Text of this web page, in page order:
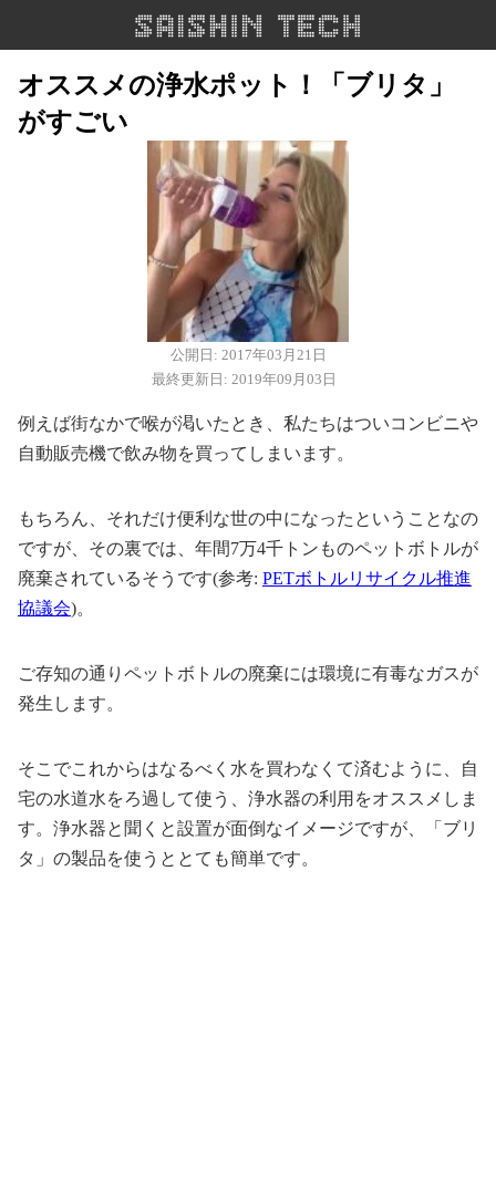
オススメの浄水ポット！「ブリタ」
がすごい
公開日: 2017年03月21日
最終更新日: 2019年09月03日
例えば街なかで喉が渇いたとき、私たちはついコンビニや
自動販売機で飲み物を買ってしまいます。
もちろん、それだけ便利な世の中になったということなの
ですが、その裏では、年間7万4千トンものペットボトルが
廃棄されているそうです(参考: PETボトルリサイクル推進
協議会)。
ご存知の通りペットボトルの廃棄には環境に有毒なガスが
発生します。
そこでこれからはなるべく水を買わなくて済むように、自
宅の水道水をろ過して使う、浄水器の利用をオススメしま
す。浄水器と聞くと設置が面倒なイメージですが、「ブリ
タ」の製品を使うととても簡単です。